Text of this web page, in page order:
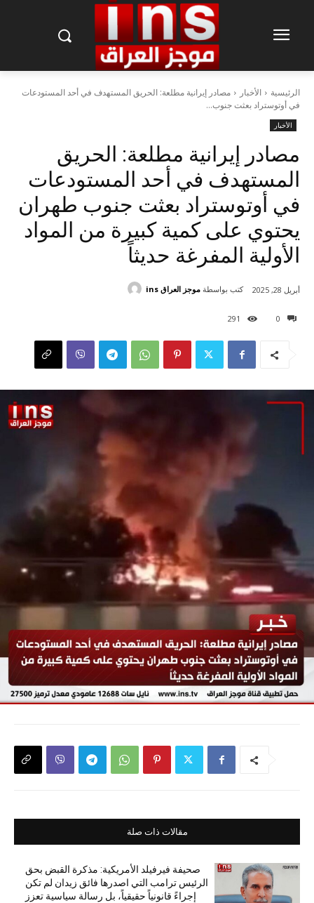
الرئيسية الأخبار
مصادر إيرانية مطلعة: الحريق المستهدف في أحد المستودعات
في أوتوستراد بعثت جنوب...
الأخبار
مصادر إيرانية مطلعة: الحريق
المستهدف في أحد المستودعات
في أوتوستراد بعثت جنوب ‎طهران
يحتوي على كمية كبيرة من المواد
الأولية المفرغة حديثاً
0
291
أبريل 28, 2025 كتب بواسطة موجز العراق ins
مقالات ذات صلة
صحيفة فيرفيلد الأمريكية: مذكرة القبض بحق
الرئيس ترامب التي اصدرها فائق زيدان لم تكن
إجراءً قانونياً حقيقياً، بل رسالة سياسية تعزز